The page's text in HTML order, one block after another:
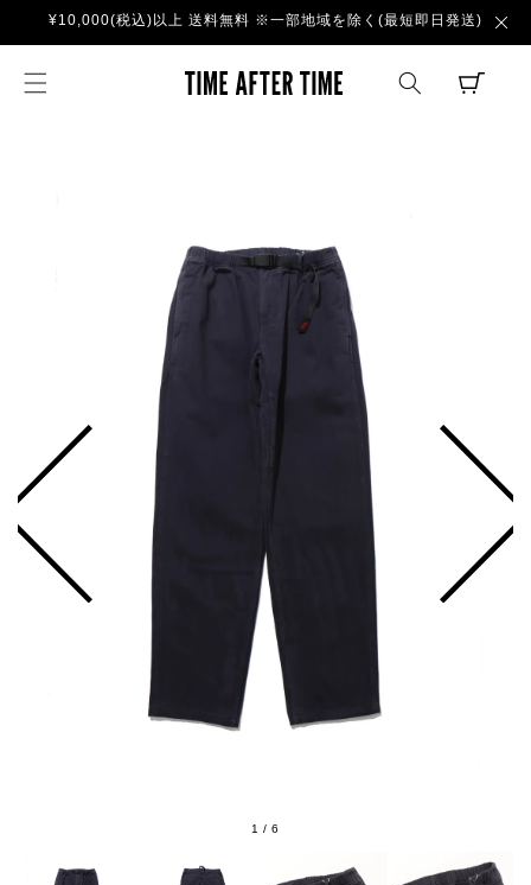
ンツに
進む
¥10,000(税込)以上 送料無料 ※一部地域を除く(最短即日発送)
TIME AFTER
CART
1 /6